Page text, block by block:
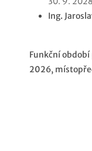
Ing.
Funkční
2026,